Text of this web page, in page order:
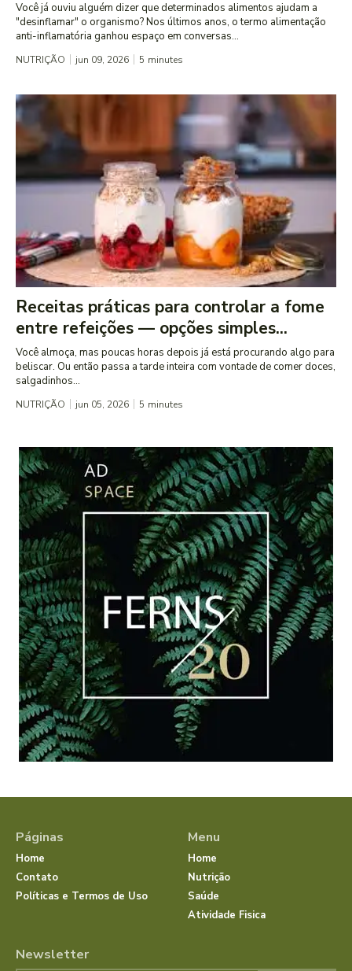
Você já ouviu alguém dizer que determinados alimentos ajudam a
"desinflamar" o organismo? Nos últimos anos, o termo alimentação
anti-inflamatória ganhou espaço em conversas...
NUTRIÇÃO jun 09, 2026 5 minutes
Receitas práticas para controlar a fome
entre refeições — opções simples...
Você almoça, mas poucas horas depois já está procurando algo para
beliscar. Ou então passa a tarde inteira com vontade de comer doces,
salgadinhos...
NUTRIÇÃO jun 05, 2026 5 minutes
Páginas
Home
Contato
Políticas e Termos de Uso
Menu
Home
Nutrição
Saúde
Atividade Fisica
Newsletter